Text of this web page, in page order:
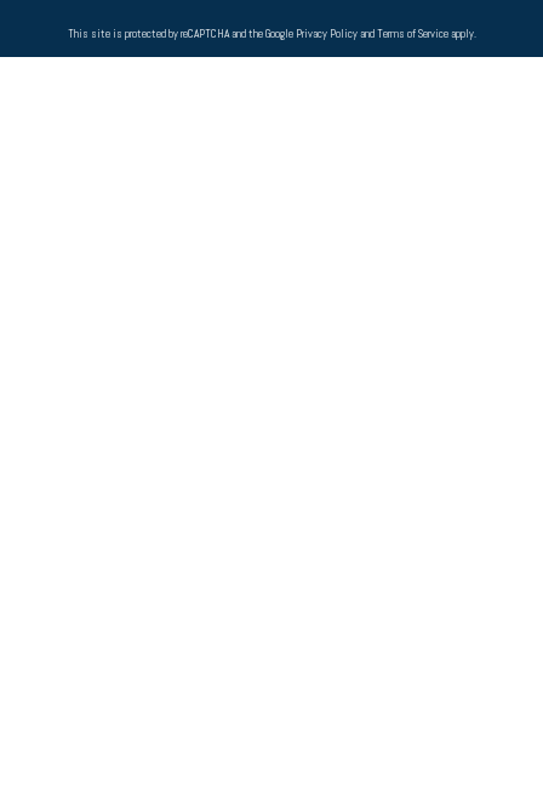
This site is protected by reCAPTCHA and the Google Privacy PolicyandTerms of Serviceapply.